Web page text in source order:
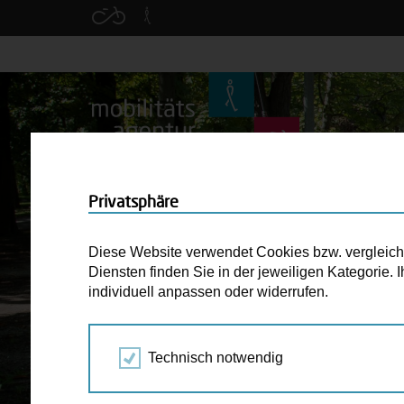
Privatsphäre
Diese Website verwendet Cookies bzw.
Diensten finden Sie in der jeweiligen Kategorie.
individuell anpassen oder widerrufen.
Technisch notwendig